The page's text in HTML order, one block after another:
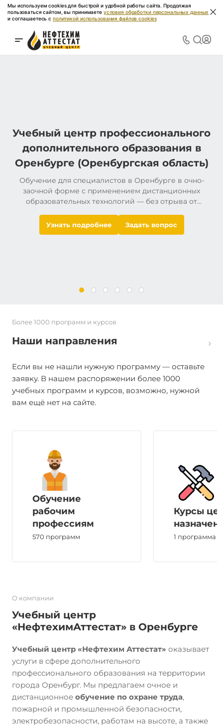
Мы используем cookies для быстрой и удобной работы сайта. Продолжая
пользоваться сайтом, вы принимаете условия обработки персональных данных
и соглашаетесь с политикой использования файлов cookies
Учебный центр профессионального
дополнительного образования в
Оренбурге (Оренбургская область)
Обучение для специалистов в Оренбурге в очно-
заочной форме с применением дистанционных
образовательных технологий — без отрыва от
переподготовки и повышения квалификации.
Документы регистрируются в ФИС ФРДО. Лицензия
Узнать подробнее Задать вопрос
Более 1000 программ и курсов
Наши направления
Если вы не нашли нужную программу — оставьте
заявку. В нашем распоряжении более 1000
учебных программ и курсов, возможно, нужной
вам ещё нет на сайте.
Обучение
рабочим
профессиям
570 программ
Курсы
1 программа
О компании
Учебный центр
«НефтехимАттестат» в Оренбурге
Учебный центр «Нефтехим Аттестат» оказывает
услуги в сфере дополнительного
профессионального образования на территории
города Оренбург. Мы предлагаем очное и
дистанционное обучение по охране труда,
пожарной и промышленной безопасности,
электробезопасности, работам на высоте, а также